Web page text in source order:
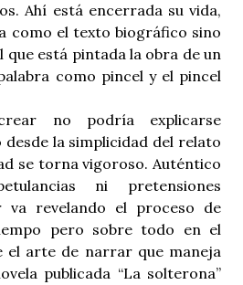
Ahí está encerrada su vida,
como el texto biográfico sino
que está pintada la obra de un
como pincel y el pincel
no podría explicarse
la simplicidad del relato
se torna vigoroso. Auténtico
ni pretensiones
va revelando el proceso de
pero sobre todo en el
el arte de narrar que maneja
publicada “La solterona”